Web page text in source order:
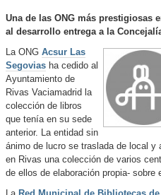
Una de las ONG más prestigiosas
al desarrollo entrega a la
La ONG Acsur Las
Segovias ha cedido al
Ayuntamiento de
Rivas Vaciamadrid la
colección de libros
que tenía en su sede
anterior. La entidad sin
ánimo de lucro se traslada de local y
en Rivas una colección de varios
de ellos de elaboración propia- sobre